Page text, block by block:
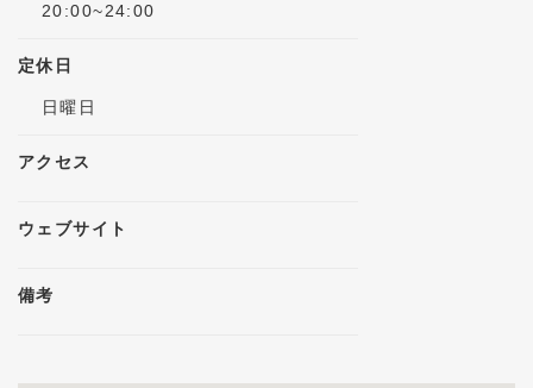
20:00~24:00
定休日
日曜日
アクセス
ウェブサイト
備考